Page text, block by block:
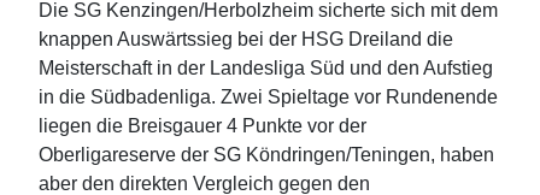
Die SG Kenzingen/Herbolzheim sicherte sich mit dem
knappen Auswärtssieg bei der HSG Dreiland die
Meisterschaft in der Landesliga Süd und den Aufstieg
in die Südbadenliga. Zwei Spieltage vor Rundenende
liegen die Breisgauer 4 Punkte vor der
Oberligareserve der SG Köndringen/Teningen, haben
aber den direkten Vergleich gegen den